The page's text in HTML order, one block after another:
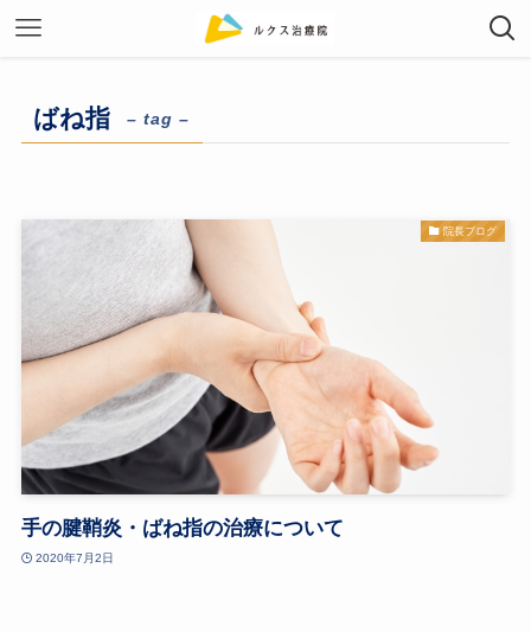
ばね指 – tag –
院長ブログ
手の腱鞘炎・ばね指の治療について
2020年7月2日